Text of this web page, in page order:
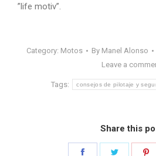
”life motiv”.
Category: Motos By Manel Alonso
Leave a
Tags: consejos de pilotaje y
Share this